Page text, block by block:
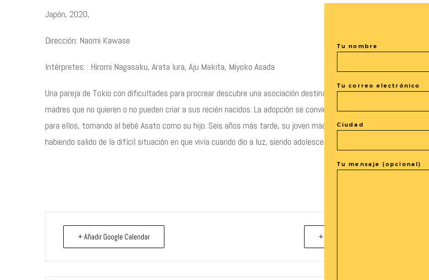
Japón, 2020,
Dirección: Naomi Kawase
Intérpretes: : Hiromi Nagasaku, Arata Iura, Aju Makita, Miyoko Asada
Una pareja de Tokio con dificultades para procrear descubre una asociación destinada a unir parejas infértiles con
madres que no quieren o no pueden criar a sus recién nacidos. La adopción se convierte en la alternativa perfecta
para ellos, tomando al bebé Asato como su hijo. Seis años más tarde, su joven madre vuelve para buscarlo,
habiendo salido de la difícil situación en que vivía cuando dio a luz, siendo adolescente.
+ Añadir Google Calendar + exportación iCal / Outlook
Tu nombre
Tu correo electrónico
Ciudad
Tu mensaje (opcional)